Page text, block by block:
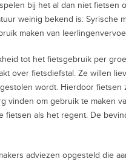
bij het al dan niet fietsen
weinig bekend is: Syrische
maken van
tot het fietsgebruik per
over fietsdiefstal. Ze willen
wordt. Hierdoor
vinden om gebruik te maken
fietsen als het regent. De
adviezen opgesteld die